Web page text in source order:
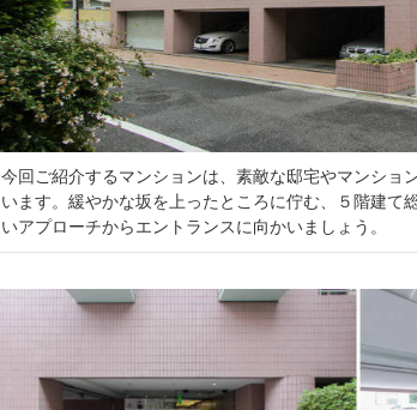
今回ご紹介するマンションは、素敵な邸宅やマンショ
います。緩やかな坂を上ったところに佇む、５階建て
いアプローチからエントランスに向かいましょう。